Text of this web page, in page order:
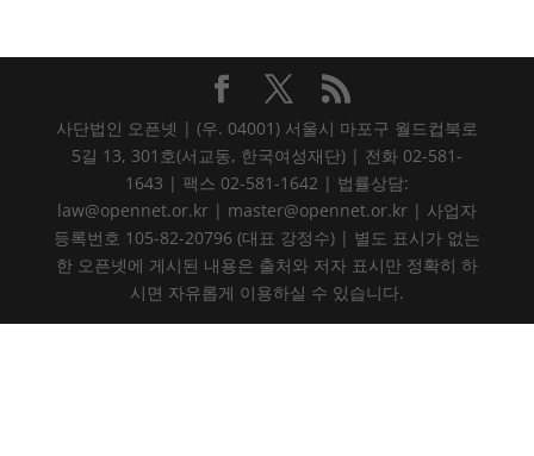
사단법인 오픈넷 | (우. 04001) 서울시 마포구 월드컵북로
5길 13, 301호(서교동, 한국여성재단) | 전화 02-581-
1643 | 팩스 02-581-1642 | 법률상담:
law@opennet.or.kr | master@opennet.or.kr | 사업자
등록번호 105-82-20796 (대표 강정수) | 별도 표시가 없는
한 오픈넷에 게시된 내용은 출처와 저자 표시만 정확히 하
시면 자유롭게 이용하실 수 있습니다.